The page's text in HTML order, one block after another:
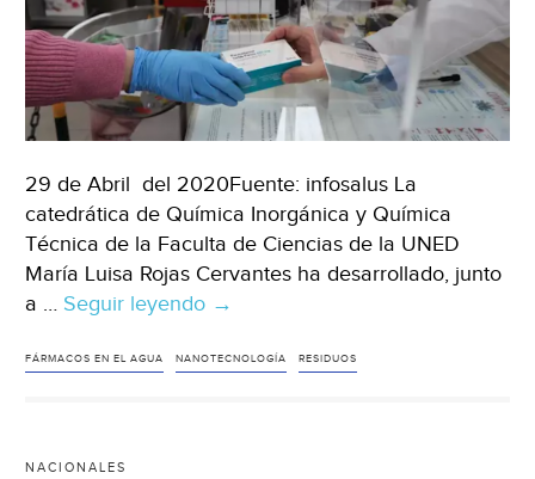
29 de Abril del 2020Fuente: infosalus La
catedrática de Química Inorgánica y Química
Técnica de la Faculta de Ciencias de la UNED
María Luisa Rojas Cervantes ha desarrollado, junto
a … Seguir leyendo España:
sistema
→
FÁRMACOS EN EL AGUA NANOTECNOLOGÍA RESIDUOS
NACIONALES